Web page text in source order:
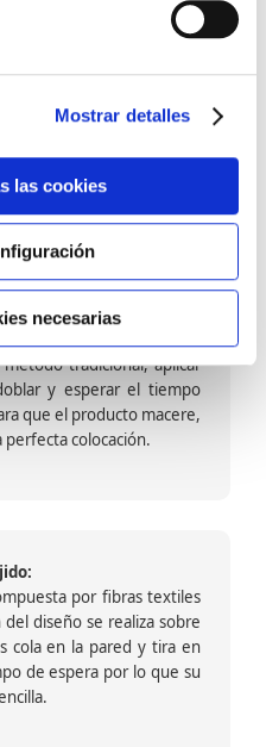
Mostrar detalles
las cookies
necesarias
base agua. En zonas de
con placas, silestone,
dañaría el papel. Su
y tira en seco, sin
sobre un soporte de
tradicional, aplicar
y esperar el tiempo
que el producto macere,
perfecta colocación.
por fibras textiles
diseño se realiza sobre
cola en la pared y tira en
de espera por lo que su